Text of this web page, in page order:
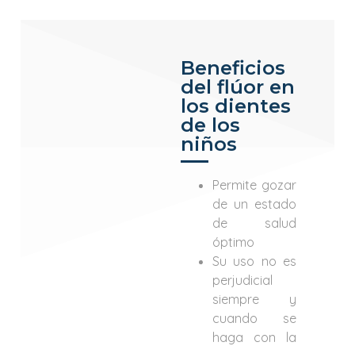
Beneficios
del flúor en
los dientes
de los
niños
Permite gozar
de un estado
de salud
óptimo
Su uso no es
perjudicial
siempre y
cuando se
haga con la